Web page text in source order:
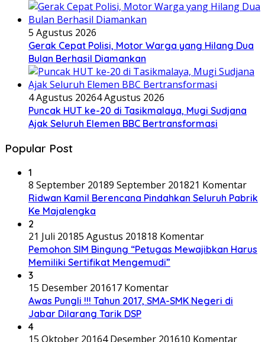
5 Agustus 2026
Gerak Cepat Polisi, Motor Warga yang Hilang Dua
Bulan Berhasil Diamankan
4 Agustus 20264 Agustus 2026
Puncak HUT ke-20 di Tasikmalaya, Mugi Sudjana
Ajak Seluruh Elemen BBC Bertransformasi
Popular Post
1
8 September 20189 September 201821 Komentar
Ridwan Kamil Berencana Pindahkan Seluruh Pabrik
Ke Majalengka
2
21 Juli 20185 Agustus 201818 Komentar
Pemohon SIM Bingung “Petugas Mewajibkan Harus
Memiliki Sertifikat Mengemudi”
3
15 Desember 201617 Komentar
Awas Pungli !!! Tahun 2017, SMA-SMK Negeri di
Jabar Dilarang Tarik DSP
4
15 Oktober 20164 Desember 201610 Komentar